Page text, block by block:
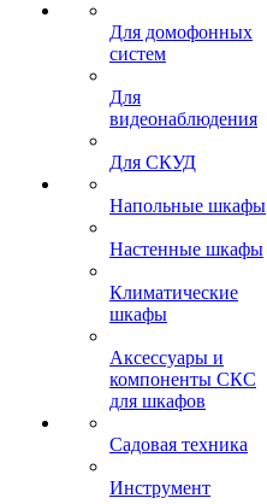
Для домофонных
систем
Для
видеонаблюдения
Для СКУД
Напольные шкафы
Настенные шкафы
Климатические
шкафы
Аксессуары и
компоненты СКС
для шкафов
Садовая техника
Инструмент